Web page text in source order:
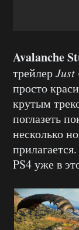
Avalanche
трейлерJust
просто
крутым
поглазеть
несколько
PS4 уже в